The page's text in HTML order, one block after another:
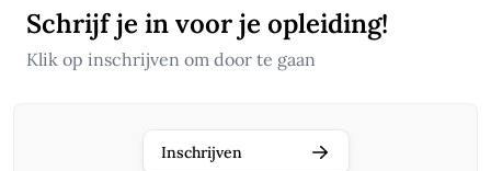
Schrijf je in voor je opleiding!
Klik op inschrijven om door te gaan
Inschrijven